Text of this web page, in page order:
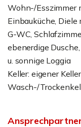
Wohn-/Esszimmer
Einbauküche, Diele
G-WC,
ebenerdige
u. sonnige Loggia
Keller: eigener
Wasch-/